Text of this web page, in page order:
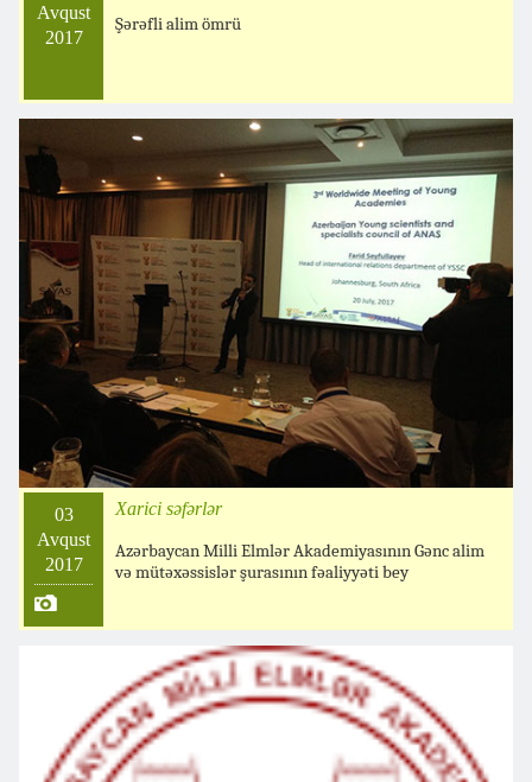
Avqust
2017
Şərəfli alim ömrü
03
Avqust
2017
Xarici səfərlər
Azərbaycan Milli Elmlər Akademiyasının Gənc alim
və mütəxəssislər şurasının fəaliyyəti bey